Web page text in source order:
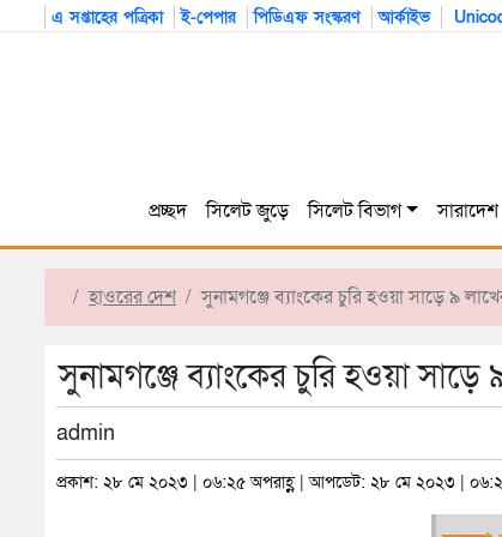
এ সপ্তাহের পত্রিকা ই-পেপার পিডিএফ সংস্করণ আর্কাইভ
প্রচ্ছদ সিলেট জুড়ে সিলেট বিভাগ সারাদেশ
হাওরের দেশ সুনামগঞ্জে ব্যাংকের চুরি হওয়া সাড়ে ৯
সুনামগঞ্জে ব্যাংকের চুরি হওয়া
admin
প্রকাশ: ২৮ মে ২০২৩ | ০৬:২৫ অপরাহ্ণ | আপডেট: ২৮ মে ২০২৩ |